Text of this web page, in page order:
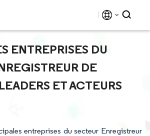
ENTREPRISES DU
DE
ET ACTEURS
entreprises du secteur Enregistreur